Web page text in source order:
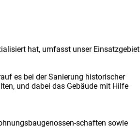
hat, umfasst unser Einsatzgebiet
es bei der Sanierung historischer
und dabei das Gebäude mit Hilfe
schaften sowie